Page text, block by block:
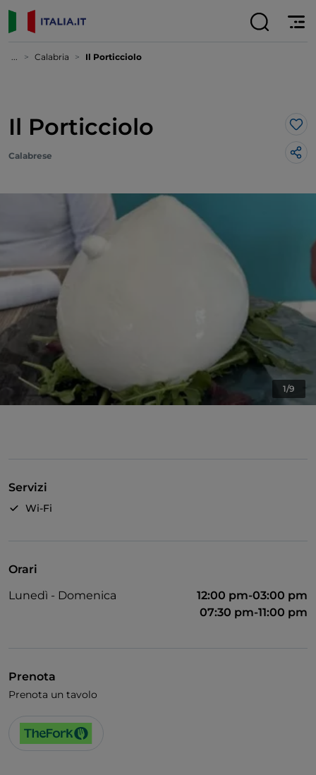
... Calabria Il Porticciolo
Il Porticciolo
Calabrese
1/9
Servizi
Wi-Fi
Orari
Lunedì - Domenica
12:00 pm-03:00 pm
07:30 pm-11:00 pm
Prenota
Prenota un tavolo